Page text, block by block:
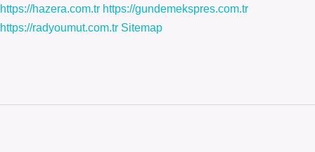
https://hazera.com.tr https://gundemekspres.com.tr
https://radyoumut.com.tr Sitemap